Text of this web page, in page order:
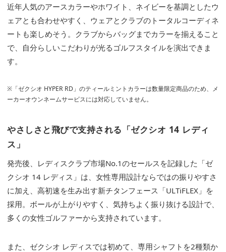
近年人気のアースカラーやホワイト、ネイビーを基調としたウ
ェアとも合わせやすく、ウェアとクラブのトータルコーディネ
ートも楽しめそう。クラブからバッグまでカラーを揃えること
で、自分らしいこだわりが光るゴルフスタイルを演出できま
す。
※「ゼクシオ HYPER RD」のティールミントカラーは数量限定商品のため、メ
ーカーオウンネームサービスには対応していません。
やさしさと飛びで支持される「ゼクシオ 14 レディ
ス」
発売後、レディスクラブ市場No.1のセールスを記録した「ゼ
クシオ 14 レディス」は、女性専用設計ならではの振りやすさ
に加え、高初速を生み出す新チタンフェース「ULTiFLEX」を
採用。ボールが上がりやすく、気持ちよく振り抜ける設計で、
多くの女性ゴルファーから支持されています。
また、ゼクシオ レディスでは初めて、専用シャフトを2種類か